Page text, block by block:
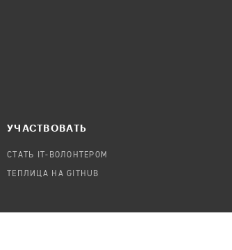
УЧАСТВОВАТЬ
СТАТЬ IT-ВОЛОНТЕРОМ
ТЕПЛИЦА НА GITHUB